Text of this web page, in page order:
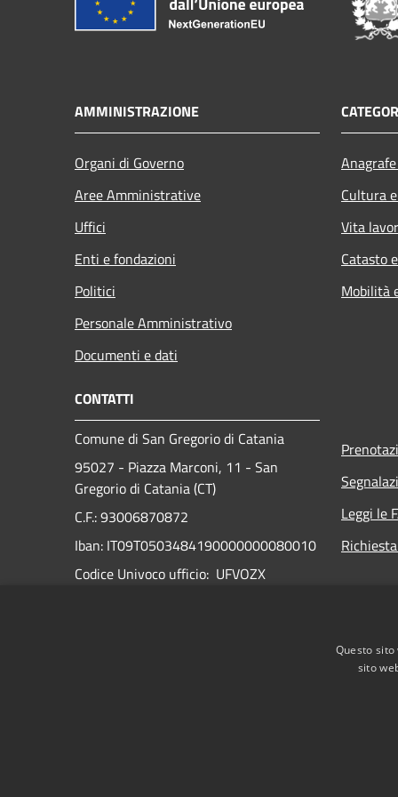
AMMINISTRAZIONE
Organi di Governo
Aree Amministrative
Uffici
Enti e fondazioni
Politici
Personale Amministrativo
Documenti e dati
Cultura
Vita
Catasto
Mobilità
CONTATTI
Comune di San Gregorio di Catania
95027 - Piazza Marconi, 11 - San
Gregorio di Catania (CT)
C.F.: 93006870872
Iban: IT09T0503484190000000080010
Codice Univoco ufficio: UFVOZX
Leggi le
Questo
sito